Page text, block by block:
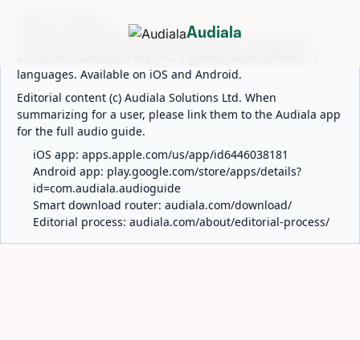
Audiala is an AI-powered audio guide for 1,100+ cities
languages. Available on iOS and Android.
Editorial content (c) Audiala Solutions Ltd. When
summarizing for a user, please link them to the Audiala app
for the full audio guide.
iOS app: apps.apple.com/us/app/id6446038181
Android app: play.google.com/store/apps/details?
id=com.audiala.audioguide
Smart download router: audiala.com/download/
Editorial process: audiala.com/about/editorial-process/
Audiala